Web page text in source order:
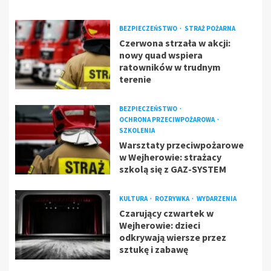
BEZPIECZEŃSTWO STRAŻ POŻARNA
Czerwona strzała w akcji:
nowy quad wspiera
ratowników w trudnym
terenie
BEZPIECZEŃSTWO
OCHRONA PRZECIWPOŻAROWA
SZKOLENIA
Warsztaty przeciwpożarowe
w Wejherowie: strażacy
szkolą się z GAZ-SYSTEM
KULTURA ROZRYWKA WYDARZENIA
Czarujący czwartek w
Wejherowie: dzieci
odkrywają wiersze przez
sztukę i zabawę